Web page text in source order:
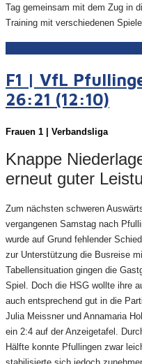
Tag gemeinsam mit dem Zug in
Training mit verschiedenen
F1 | VfL
26:21 (12:10)
Frauen 1 | Verbandsliga
Knappe
erneut guter
Zum nächsten schweren
vergangenen Samstag nach
wurde auf Grund fehlender
zur Unterstützung die Busreise
Tabellensituation gingen die
Spiel. Doch die HSG wollte ihre
auch entsprechend gut in die
Julia Meissner und Annamaria
ein 2:4 auf der Anzeigetafel.
Hälfte konnte Pfullingen zwar